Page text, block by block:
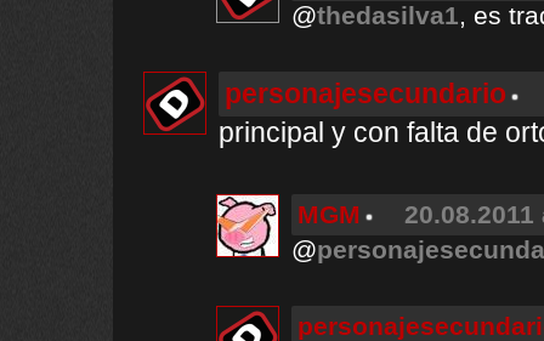
@thedasilva1, es
personajesecundario
principal y con falta de
MGM
@